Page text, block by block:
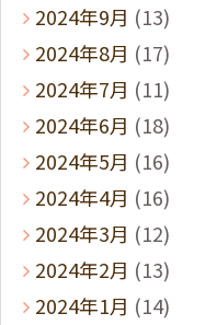
2024年9月 (13)
2024年8月 (17)
2024年7月 (11)
2024年6月 (18)
2024年5月 (16)
2024年4月 (16)
2024年3月 (12)
2024年2月 (13)
2024年1月 (14)